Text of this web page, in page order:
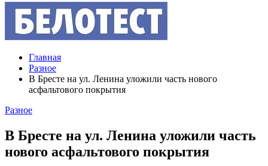
Главная
Разное
В Бресте на ул. Ленина уложили часть нового
асфальтового покрытия
Разное
В Бресте на ул. Ленина уложили часть
нового асфальтового покрытия